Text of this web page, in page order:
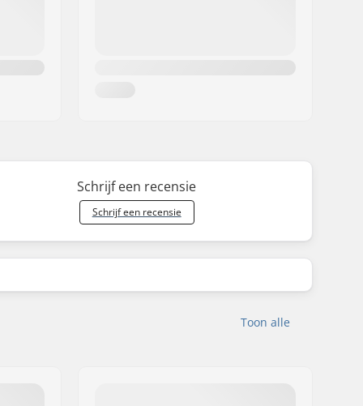
Schrijf een recensie
Schrijf een recensie
Toon alle